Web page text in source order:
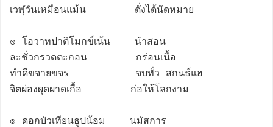
เวฬุวันเหมือนแม้น        ดั่งได้นัดหมาย
๏ โอวาทปาติโมกข์เน้น    นำสอน
ละชั่วกรวดตะกอน        กร่อนเนื้อ
ทำดีขจายขจร           จบทั่ว สกนธ์แฮ
จิตผ่องผุดผาดเกื้อ        ก่อให้โลกงาม
๏ ดอกบัวเทียนธูปน้อม    นมัสการ